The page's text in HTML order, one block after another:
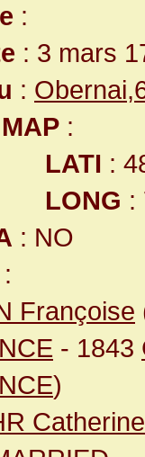
:
: 3 mars
:
MAP :
LATI :
LONG :
: NO
:
Françoise
- 1843
)
Catherine